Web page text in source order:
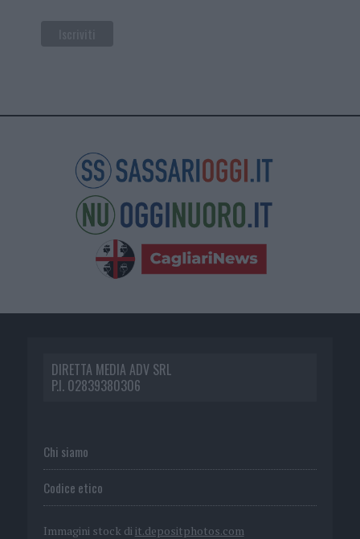
DIRETTA MEDIA ADV SRL
P.I. 02839380306
Chi siamo
Codice etico
Immagini stock di it.depositphotos.com